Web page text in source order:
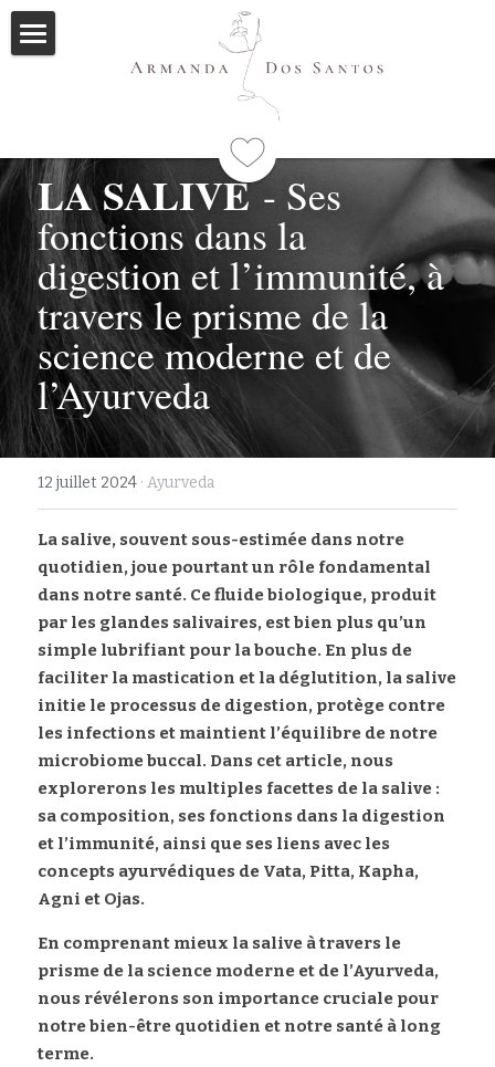
Qui suis-je
Formations
Programme
Immersions
Mes livres
Méditations
Articles
Me contacter
Rechercher
LA SALIVE - Ses
fonctions dans la
digestion et l’immunité, à
travers le prisme de la
science moderne et de
l’Ayurveda
12 juillet 2024 · Ayurveda
La salive, souvent sous-estimée dans notre
quotidien, joue pourtant un rôle fondamental
dans notre santé. Ce fluide biologique, produit
par les glandes salivaires, est bien plus qu’un
simple lubrifiant pour la bouche. En plus de
faciliter la mastication et la déglutition, la salive
initie le processus de digestion, protège contre
les infections et maintient l’équilibre de notre
microbiome buccal. Dans cet article, nous
explorerons les multiples facettes de la salive :
sa composition, ses fonctions dans la digestion
et l’immunité, ainsi que ses liens avec les
concepts ayurvédiques de Vata, Pitta, Kapha,
Agni et Ojas.
En comprenant mieux la salive à travers le
prisme de la science moderne et de l’Ayurveda,
nous révélerons son importance cruciale pour
notre bien-être quotidien et notre santé à long
terme.